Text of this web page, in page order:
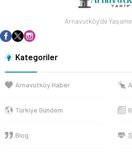
Arnavutköy'de
Kategoriler
Arnavutköy Haber
Türkiye Gündem
Blog